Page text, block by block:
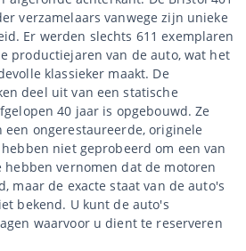
verzamelaars vanwege zijn unieke
Er werden slechts 611 exemplaren
productiejaren van de auto, wat het
klassieker maakt. De
deel uit van een statische
40 jaar is opgebouwd. Ze
ongerestaureerde, originele
niet geprobeerd om een van
hebben vernomen dat de motoren
maar de exacte staat van de auto's
bekend. U kunt de auto's
waarvoor u dient te reserveren